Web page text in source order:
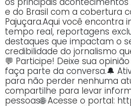
e do Brasil com a cobertura
Pajuçara.Aqui você encontra
tempo real, reportagens
destaques que impactam o
credibilidade do jornalismo
💬 Participe! Deixe sua
faça parte da conversa.🔔
para não perder nenhuma
compartilhe para levar
pessoas🌐 Acesse o portal: